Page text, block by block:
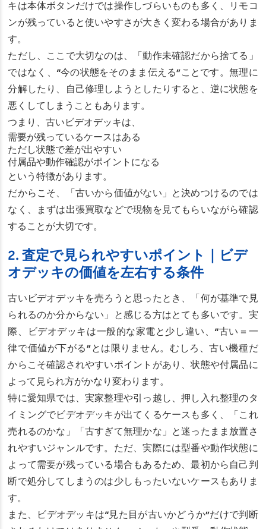
キは本体ボタンだけでは操作しづらいものも多く、リモコ
ンが残っていると使いやすさが大きく変わる場合がありま
す。
ただし、ここで大切なのは、「動作未確認だから捨てる」
ではなく、“今の状態をそのまま伝える”ことです。無理に
分解したり、自己修理しようとしたりすると、逆に状態を
悪くしてしまうこともあります。
つまり、古いビデオデッキは、
需要が残っているケースはある
ただし状態で差が出やすい
付属品や動作確認がポイントになる
という特徴があります。
だからこそ、「古いから価値がない」と決めつけるのでは
なく、まずは出張買取などで現物を見てもらいながら確認
することが大切です。
2. 査定で見られやすいポイント｜ビデ
オデッキの価値を左右する条件
古いビデオデッキを売ろうと思ったとき、「何が基準で見
られるのか分からない」と感じる方はとても多いです。実
際、ビデオデッキは一般的な家電と少し違い、“古い＝一
律で価値が下がる”とは限りません。むしろ、古い機種だ
からこそ確認されやすいポイントがあり、状態や付属品に
よって見られ方がかなり変わります。
特に愛知県では、実家整理や引っ越し、押し入れ整理のタ
イミングでビデオデッキが出てくるケースも多く、「これ
売れるのかな」「古すぎて無理かな」と迷ったまま放置さ
れやすいジャンルです。ただ、実際には型番や動作状態に
よって需要が残っている場合もあるため、最初から自己判
断で処分してしまうのは少しもったいないケースもありま
す。
また、ビデオデッキは“見た目が古いかどうか”だけで判断